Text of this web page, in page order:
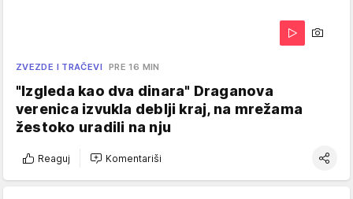
ZVEZDE I TRAČEVI PRE 16 MIN
"Izgleda kao dva dinara" Draganova
verenica izvukla deblji kraj, na mrežama
žestoko uradili na nju
Reaguj Komentariši